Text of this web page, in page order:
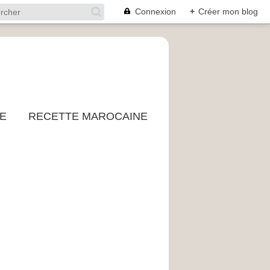
Connexion + Créer mon blog
RECETTE MAROCAINE